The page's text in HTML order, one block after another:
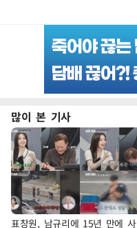
많이 본 기사
표창원, 남규리에 15년 만에 사